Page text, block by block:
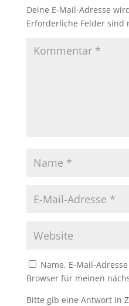
Deine E-Mail-Adresse
Erforderliche Felder sind
Name, E-Mail-
Browser für meinen
Bitte gib eine Antwort in